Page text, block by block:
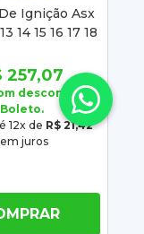
Ignição Asx
14 15 16 17 18
Gc4320
257,07
desconto no
Boleto.
12x de R$ 21,42
juros